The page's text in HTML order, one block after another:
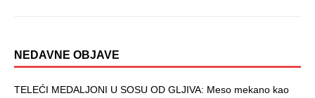
NEDAVNE OBJAVE
TELEĆI MEDALJONI U SOSU OD GLJIVA: Meso mekano kao